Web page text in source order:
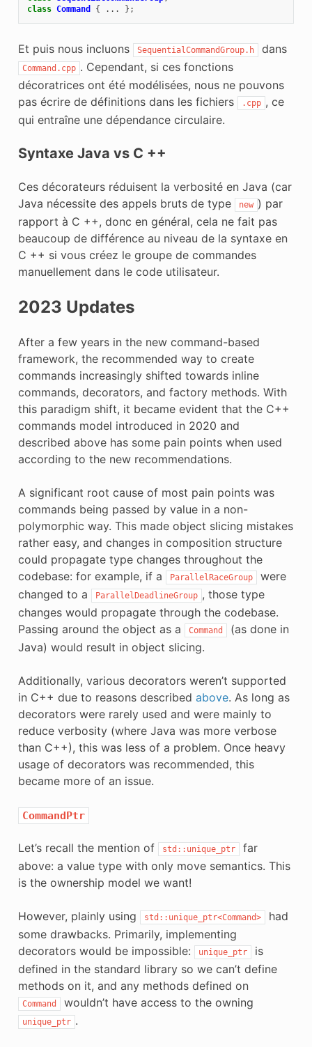
class Command { ... };
Et puis nous incluons SequentialCommandGroup.h dans
Command.cpp . Cependant, si ces fonctions
décoratrices ont été modélisées, nous ne pouvons
pas écrire de définitions dans les fichiers
.cpp , ce
qui entraîne une dépendance circulaire.
Syntaxe Java vs C ++
Ces décorateurs réduisent la verbosité en Java (car
Java nécessite des appels bruts de type
new ) par
rapport à C ++, donc en général, cela ne fait pas
beaucoup de différence au niveau de la syntaxe en
C ++ si vous créez le groupe de commandes
manuellement dans le code utilisateur.
2023 Updates
After a few years in the new command-based
framework, the recommended way to create
commands increasingly shifted towards inline
commands, decorators, and factory methods. With
this paradigm shift, it became evident that the C++
commands model introduced in 2020 and
described above has some pain points when used
according to the new recommendations.
A significant root cause of most pain points was
commands being passed by value in a non-
polymorphic way. This made object slicing mistakes
rather easy, and changes in composition structure
could propagate type changes throughout the
codebase: for example, if a
ParallelRaceGroup
were
changed to a
ParallelDeadlineGroup , those type
changes would propagate through the codebase.
Passing around the object as a
Command
(as done in
Java) would result in object slicing.
Additionally, various decorators weren’t supported
in C++ due to reasons described above. As long as
decorators were rarely used and were mainly to
reduce verbosity (where Java was more verbose
than C++), this was less of a problem. Once heavy
usage of decorators was recommended, this
became more of an issue.
CommandPtr
Let’s recall the mention of std::unique_ptr
far
above: a value type with only move semantics. This
is the ownership model we want!
However, plainly using std::unique_ptr<Command>
had
some drawbacks. Primarily, implementing
decorators would be impossible:
unique_ptr
is
defined in the standard library so we can’t define
methods on it, and any methods defined on
Command wouldn’t have access to the owning
unique_ptr .